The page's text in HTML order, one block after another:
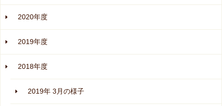
2020年度
2019年度
2018年度
2019年 3月の様子